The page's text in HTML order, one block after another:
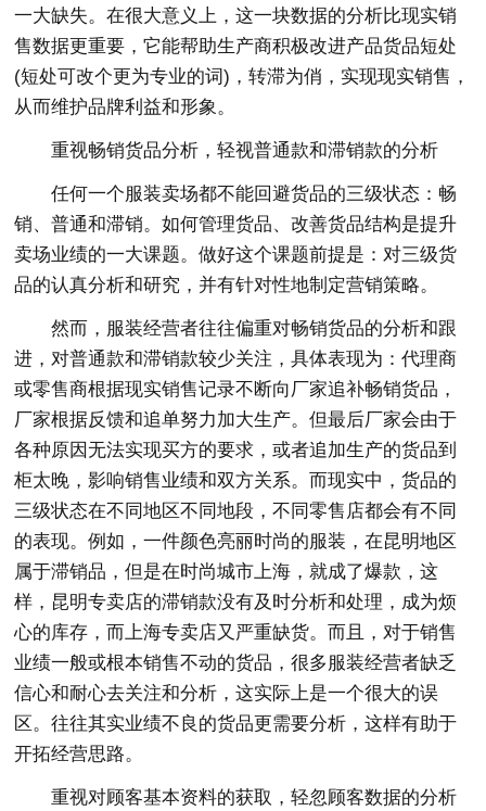
一大缺失。在很大意义上，这一块数据的分析比现实销
售数据更重要，它能帮助生产商积极改进产品货品短处
(短处可改个更为专业的词)，转滞为俏，实现现实销售，
从而维护品牌利益和形象。
重视畅销货品分析，轻视普通款和滞销款的分析
任何一个服装卖场都不能回避货品的三级状态：畅
销、普通和滞销。如何管理货品、改善货品结构是提升
卖场业绩的一大课题。做好这个课题前提是：对三级货
品的认真分析和研究，并有针对性地制定营销策略。
然而，服装经营者往往偏重对畅销货品的分析和跟
进，对普通款和滞销款较少关注，具体表现为：代理商
或零售商根据现实销售记录不断向厂家追补畅销货品，
厂家根据反馈和追单努力加大生产。但最后厂家会由于
各种原因无法实现买方的要求，或者追加生产的货品到
柜太晚，影响销售业绩和双方关系。而现实中，货品的
三级状态在不同地区不同地段，不同零售店都会有不同
的表现。例如，一件颜色亮丽时尚的服装，在昆明地区
属于滞销品，但是在时尚城市上海，就成了爆款，这
样，昆明专卖店的滞销款没有及时分析和处理，成为烦
心的库存，而上海专卖店又严重缺货。而且，对于销售
业绩一般或根本销售不动的货品，很多服装经营者缺乏
信心和耐心去关注和分析，这实际上是一个很大的误
区。往往其实业绩不良的货品更需要分析，这样有助于
开拓经营思路。
重视对顾客基本资料的获取，轻忽顾客数据的分析